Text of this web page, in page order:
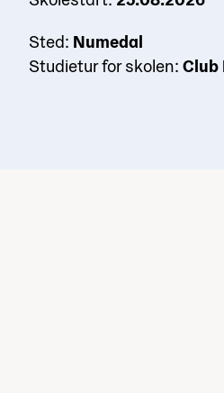
Sted: Numedal
Studietur for skolen: Club